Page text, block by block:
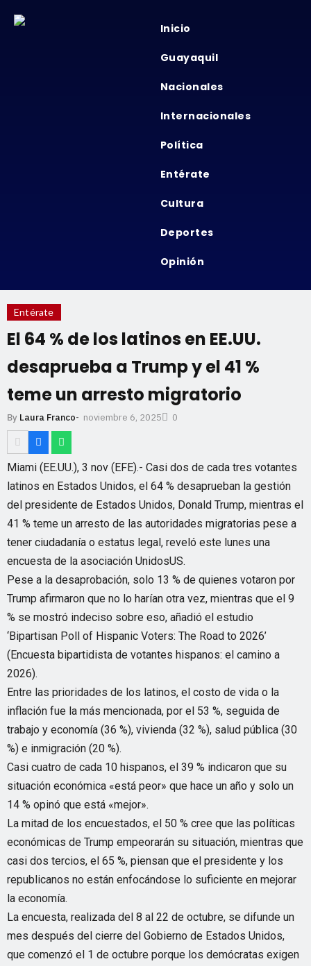
Inicio
Guayaquil
Nacionales
Internacionales
Política
Entérate
Cultura
Deportes
Opinión
Entérate
El 64 % de los latinos en EE.UU.
desaprueba a Trump y el 41 %
teme un arresto migratorio
By Laura Franco- noviembre 6, 2025 0
Miami (EE.UU.), 3 nov (EFE).- Casi dos de cada tres votantes
latinos en Estados Unidos, el 64 % desaprueban la gestión
del presidente de Estados Unidos, Donald Trump, mientras el
41 % teme un arresto de las autoridades migratorias pese a
tener ciudadanía o estatus legal, reveló este lunes una
encuesta de la asociación UnidosUS.
Pese a la desaprobación, solo 13 % de quienes votaron por
Trump afirmaron que no lo harían otra vez, mientras que el 9
% se mostró indeciso sobre eso, añadió el estudio
‘Bipartisan Poll of Hispanic Voters: The Road to 2026’
(Encuesta bipartidista de votantes hispanos: el camino a
2026).
Entre las prioridades de los latinos, el costo de vida o la
inflación fue la más mencionada, por el 53 %, seguida de
trabajo y economía (36 %), vivienda (32 %), salud pública (30
%) e inmigración (20 %).
Casi cuatro de cada 10 hispanos, el 39 % indicaron que su
situación económica «está peor» que hace un año y solo un
14 % opinó que está «mejor».
La mitad de los encuestados, el 50 % cree que las políticas
económicas de Trump empeorarán su situación, mientras que
casi dos tercios, el 65 %, piensan que el presidente y los
republicanos no están enfocándose lo suficiente en mejorar
la economía.
La encuesta, realizada del 8 al 22 de octubre, se difunde un
mes después del cierre del Gobierno de Estados Unidos,
que comenzó el 1 de octubre porque los demócratas exigen